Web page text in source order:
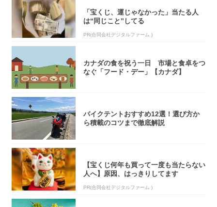
「宝くじ、運じゃなかった」当たる人
は“同じこと”してる
PR(合同会社デジタルファーム )
カナダの食を祝う一日 市場と食卓をつ
なぐ「フード・デー」【カナダ】
バイクテントおすすめ12選！選び方か
ら積載のコツまで徹底解説
【宝くじ何年も買って一度も当たらない
人へ】原因、はっきりしてます
PR(合同会社デジタルファーム )